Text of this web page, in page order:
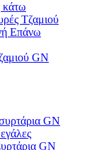
κάτω
Τζαμιού
Επάνω
GN
GN
GN